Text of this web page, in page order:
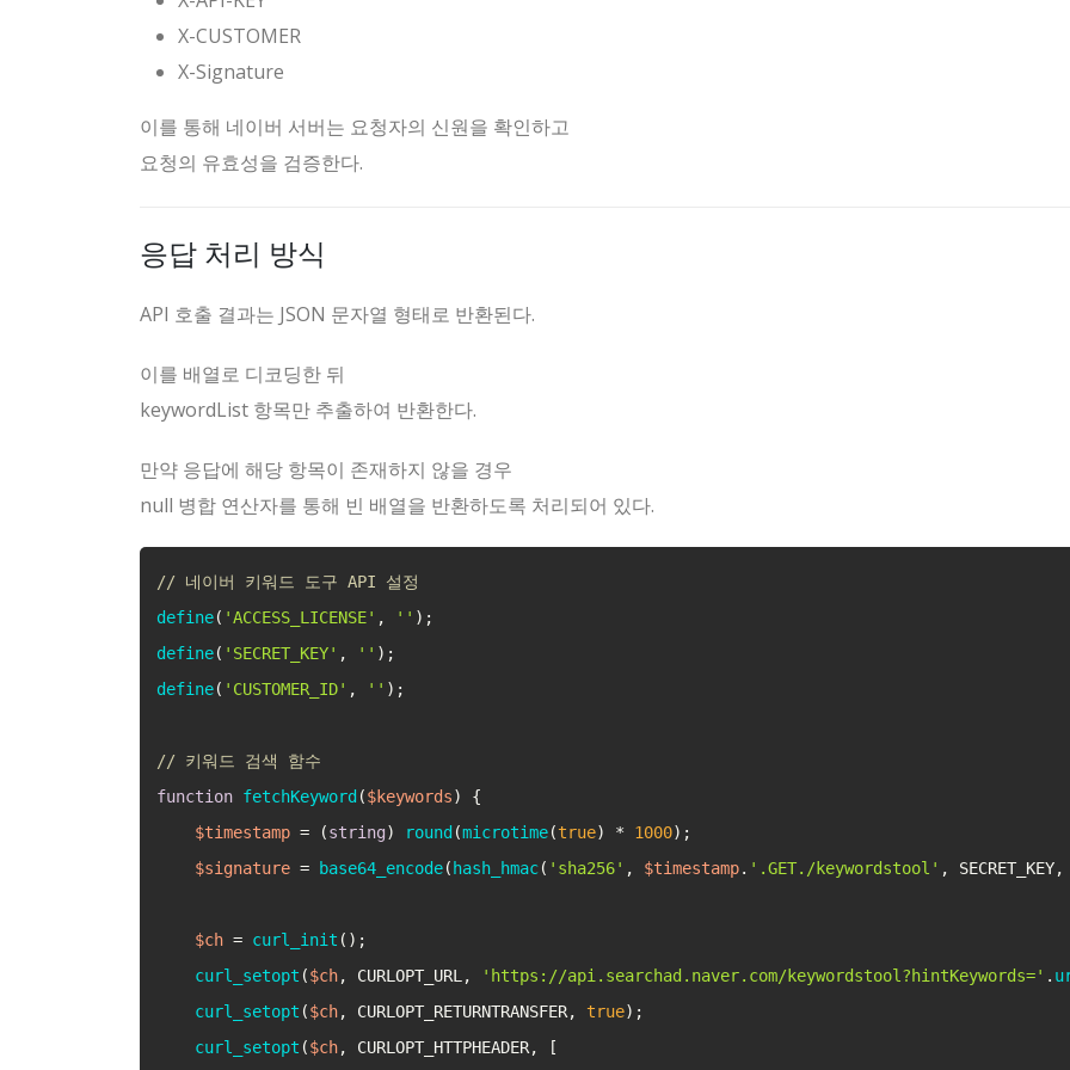
X-CUSTOMER
X-Signature
이를 통해 네이버 서버는 요청자의 신원을 확인하고
요청의 유효성을 검증한다.
응답 처리 방식
API 호출 결과는 JSON 문자열 형태로 반환된다.
이를 배열로 디코딩한 뒤
keywordList 항목만 추출하여 반환한다.
만약 응답에 해당 항목이 존재하지 않을 경우
null 병합 연산자를 통해 빈 배열을 반환하도록 처리되어 있다.
// 네이버 키워드 도구 API 설정
define( 'ACCESS_LICENSE' , ''
define( 'SECRET_KEY' , ''
define( 'CUSTOMER_ID' , '' );
// 키워드 검색 함수
function fetchKeyword ($keywords) {
$timestamp = (string) round (microtime(true) * 1000);
$signature = base64_encode( hash_hmac( 'sha256' , $timestamp. '.GET./keywordstool' , SECRET_KEY,
$ch = curl_init ();
curl_setopt ($ch, CURLOPT_URL, 'https://api.searchad.naver.com/keywordstool?hintKeywords=' .
curl_setopt ($ch, CURLOPT_RETURNTRANSFER, true);
curl_setopt ($ch, CURLOPT_HTTPHEADER, [